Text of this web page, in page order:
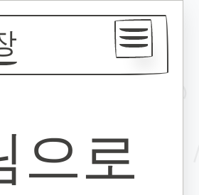
RSS
Source
으로